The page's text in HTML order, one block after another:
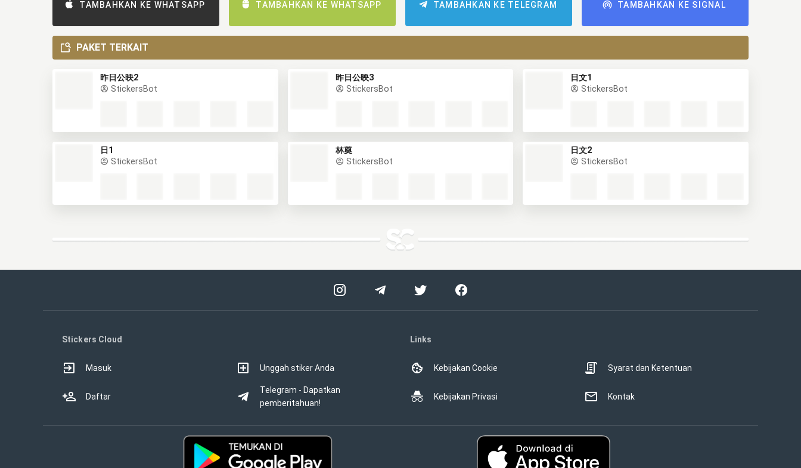
TAMBAHKAN KE WHATSAPP TAMBAHKAN KE WHATSAPP TAMBAHKAN KE TELEGRAM TAMBAHKAN KE SIGNAL
PAKET TERKAIT
昨日公映2
StickersBot
昨日公映3
StickersBot
日文1
StickersBot
日1
StickersBot
林奠
StickersBot
日文2
StickersBot
Stickers Cloud
Masuk
Daftar
Unggah stiker Anda
Telegram - Dapatkan
pemberitahuan!
Links
Kebijakan Cookie
Kebijakan Privasi
Syarat dan Ketentuan
Kontak